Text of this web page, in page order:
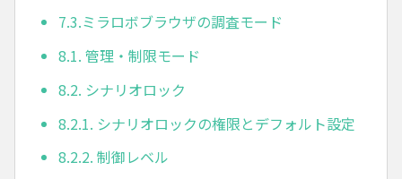
7.3.ミラロボブラウザの調査モード
8.1. 管理・制限モード
8.2. シナリオロック
8.2.1. シナリオロックの権限とデフォルト設定
8.2.2. 制御レベル